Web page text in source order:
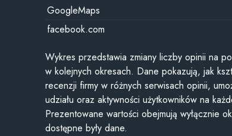
GoogleMaps
facebook.com
Wykres przedstawia zmiany liczby opinii na
w kolejnych okresach. Dane pokazują, jak
recenzji firmy w różnych serwisach opinii,
udziału oraz aktywności użytkowników na
Prezentowane wartości obejmują wyłącznie
dostępne były dane.